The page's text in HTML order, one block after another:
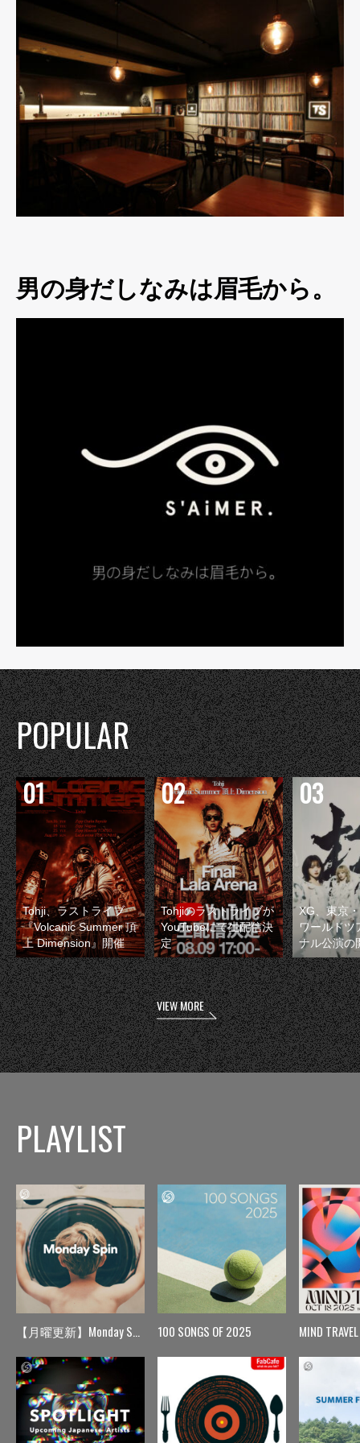
男の身だしなみは眉毛から。
POPULAR
Tohji、ラストライブ
『Volcanic Summer 頂
上 Dimension』開催
Tohjiのラストライブが
YouTubeにて生配信決
定
XG、東京
ワールドツ
ナル公演の
VIEW MORE
PLAYLIST
【月曜更新】Monday Spin 100 SONGS OF 2025 MIND TRAVEL